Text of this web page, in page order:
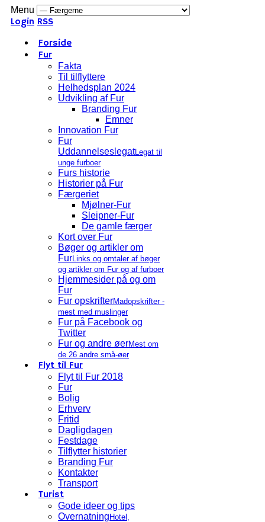
Menu
Login RSS
Forside
Fur
Fakta
Til tilflyttere
Helhedsplan 2024
Udvikling af Fur
Branding Fur
Emner
Innovation Fur
Fur
UddannelseslegatLegat til
unge furboer
Furs historie
Historier på Fur
Færgeriet
Mjølner-Fur
Sleipner-Fur
De gamle færger
Kort over Fur
Bøger og artikler om
FurLinks og omtaler af bøger
og artikler om Fur og af furboer
Hjemmesider på og om
Fur
Fur opskrifterMadopskrifter -
mest med muslinger
Fur på Facebook og
Twitter
Fur og andre øerMest om
de 26 andre små-øer
Flyt til Fur
Flyt til Fur 2018
Fur
Bolig
Erhverv
Fritid
Dagligdagen
Festdage
Tilflytter historier
Branding Fur
Kontakter
Transport
Turist
Gode ideer og tips
Overnatning Hotel,